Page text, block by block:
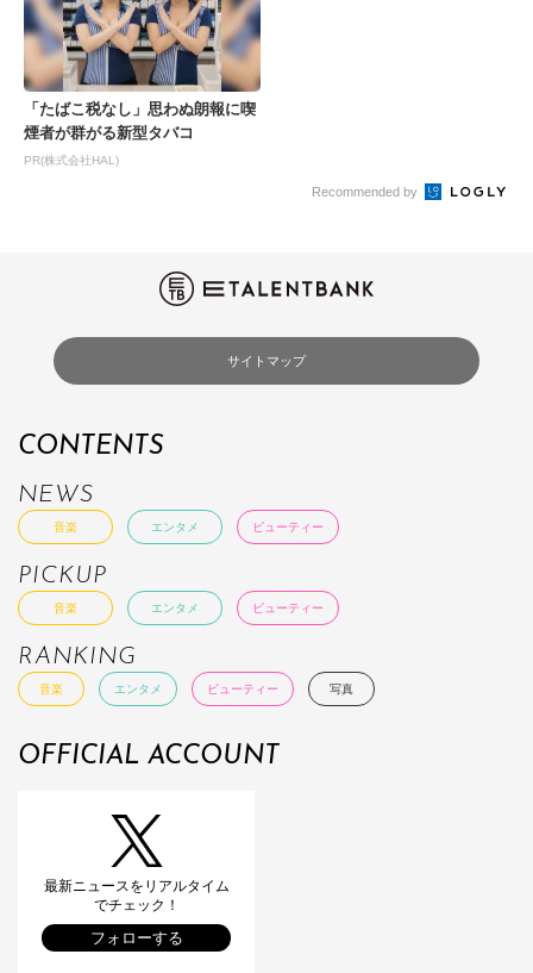
「たばこ税なし」思わぬ朗報に喫
煙者が群がる新型タバコ
PR(株式会社HAL)
Recommended by
サイトマップ
CONTENTS
NEWS
音楽 エンタメ ビューティー
PICKUP
音楽 エンタメ ビューティー
RANKING
音楽 エンタメ ビューティー 写真
OFFICIAL ACCOUNT
最新ニュースをリアルタイム
でチェック！
フォローする